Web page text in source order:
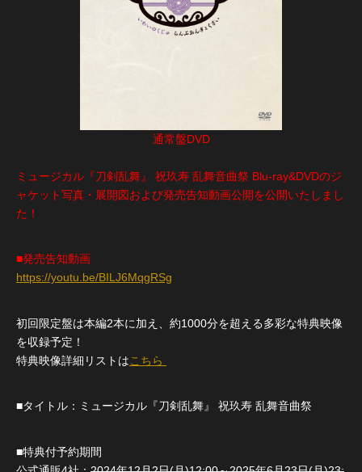
通常盤DVD
ミュージカル『刀剣乱舞』 祝玖寿 乱舞音曲祭 Blu-ray&DVDのジ
ャケット写真・展開図および発売告知動画公開を公開いたしまし
た！
■発売告知動画
https://youtu.be/BILJ6MqgRSg
初回限定盤は本編2本に加え、約1000分を超える多彩な特典映像
を収録予定！
特典映像詳細リストはこちら
■タイトル：ミュージカル『刀剣乱舞』 祝玖寿 乱舞音曲祭
■特典付予約期間